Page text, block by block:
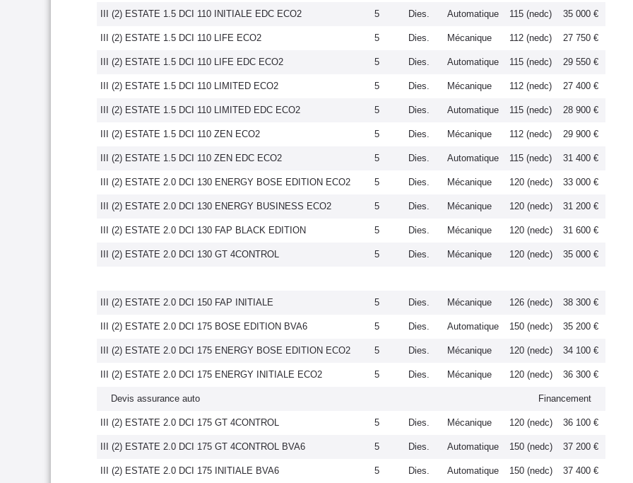
III (2) ESTATE 1.5 DCI 110 INITIALE EDC ECO2 5 Dies. Automatique 115 (nedc) 35 000 €
III (2) ESTATE 1.5 DCI 110 LIFE ECO2 5 Dies. Mécanique 112 (nedc) 27 750 €
III (2) ESTATE 1.5 DCI 110 LIFE EDC ECO2 5 Dies. Automatique 115 (nedc) 29 550 €
III (2) ESTATE 1.5 DCI 110 LIMITED ECO2 5 Dies. Mécanique 112 (nedc) 27 400 €
III (2) ESTATE 1.5 DCI 110 LIMITED EDC ECO2 5 Dies. Automatique 115 (nedc) 28 900 €
III (2) ESTATE 1.5 DCI 110 ZEN ECO2 5 Dies. Mécanique 112 (nedc) 29 900 €
III (2) ESTATE 1.5 DCI 110 ZEN EDC ECO2 5 Dies. Automatique 115 (nedc) 31 400 €
III (2) ESTATE 2.0 DCI 130 ENERGY BOSE EDITION ECO2 5 Dies. Mécanique 120 (nedc) 33 000 €
III (2) ESTATE 2.0 DCI 130 ENERGY BUSINESS ECO2 5 Dies. Mécanique 120 (nedc) 31 200 €
III (2) ESTATE 2.0 DCI 130 FAP BLACK EDITION 5 Dies. Mécanique 120 (nedc) 31 600 €
III (2) ESTATE 2.0 DCI 130 GT 4CONTROL 5 Dies. Mécanique 120 (nedc) 35 000 €
III (2) ESTATE 2.0 DCI 150 FAP INITIALE 5 Dies. Mécanique 126 (nedc) 38 300 €
III (2) ESTATE 2.0 DCI 175 BOSE EDITION BVA6 5 Dies. Automatique 150 (nedc) 35 200 €
III (2) ESTATE 2.0 DCI 175 ENERGY BOSE EDITION ECO2 5 Dies. Mécanique 120 (nedc) 34 100 €
III (2) ESTATE 2.0 DCI 175 ENERGY INITIALE ECO2 5 Dies. Mécanique 120 (nedc) 36 300 €
Devis assurance auto Financement
III (2) ESTATE 2.0 DCI 175 GT 4CONTROL 5 Dies. Mécanique 120 (nedc) 36 100 €
III (2) ESTATE 2.0 DCI 175 GT 4CONTROL BVA6 5 Dies. Automatique 150 (nedc) 37 200 €
III (2) ESTATE 2.0 DCI 175 INITIALE BVA6 5 Dies. Automatique 150 (nedc) 37 400 €